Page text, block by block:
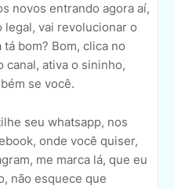
novos entrando agora aí,
vai revolucionar o
bom? Bom, clica no
canal, ativa o sininho,
se você.
seu whatsapp, nos
onde você quiser,
me marca lá, que eu
não esquece que